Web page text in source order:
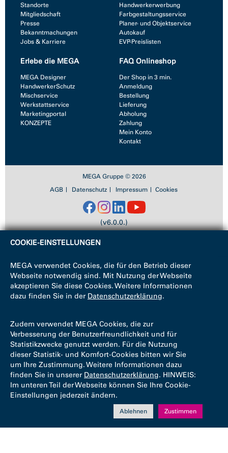
Standorte
Mitgliedschaft
Presse
Bekanntmachungen
Jobs & Karriere
Handwerkerwerbung
Farbgestaltungsservice
Planer- und Objektservice
Autokauf
EVP-Preislisten
Erlebe die MEGA
MEGA Designer
HandwerkerSchutz
Mischservice
Werkstattservice
Marketingportal
KONZEPTE
FAQ Onlineshop
Der Shop in 3 min.
Anmeldung
Bestellung
Lieferung
Abholung
Zahlung
Mein Konto
Kontakt
MEGA Gruppe © 2026
AGB
Datenschutz Impressum Cookies
(v6.0.0.)
COOKIE-EINSTELLUNGEN
MEGA verwendet Cookies, die für den Betrieb dieser
Webseite notwendig sind. Mit Nutzung der Webseite
akzeptieren Sie diese Cookies. Weitere Informationen
dazu finden Sie in der Datenschutzerklärung.
Zudem verwendet MEGA Cookies, die zur
Verbesserung der Benutzerfreundlichkeit und für
Statistikzwecke genutzt werden. Für die Nutzung
dieser Statistik- und Komfort-Cookies bitten wir Sie
um Ihre Zustimmung. Weitere Informationen dazu
finden Sie in unserer Datenschutzerklärung. HINWEIS:
Im unteren Teil der Webseite können Sie Ihre Cookie-
Einstellungen jederzeit ändern.
Zustimmen
Ablehnen